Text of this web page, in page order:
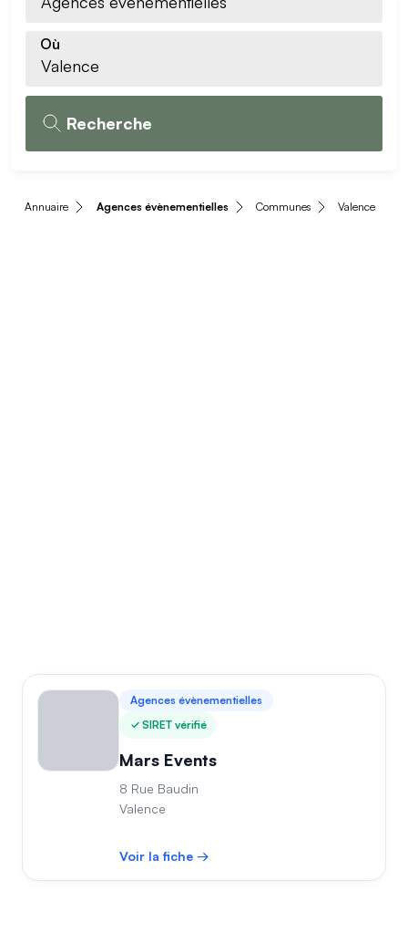
Où
Recherche
Annuaire Agences évènementielles Communes Valence
Agences évènementielles
SIRET vérifié
Mars Events
8 Rue Baudin
Valence
Voir la fiche →